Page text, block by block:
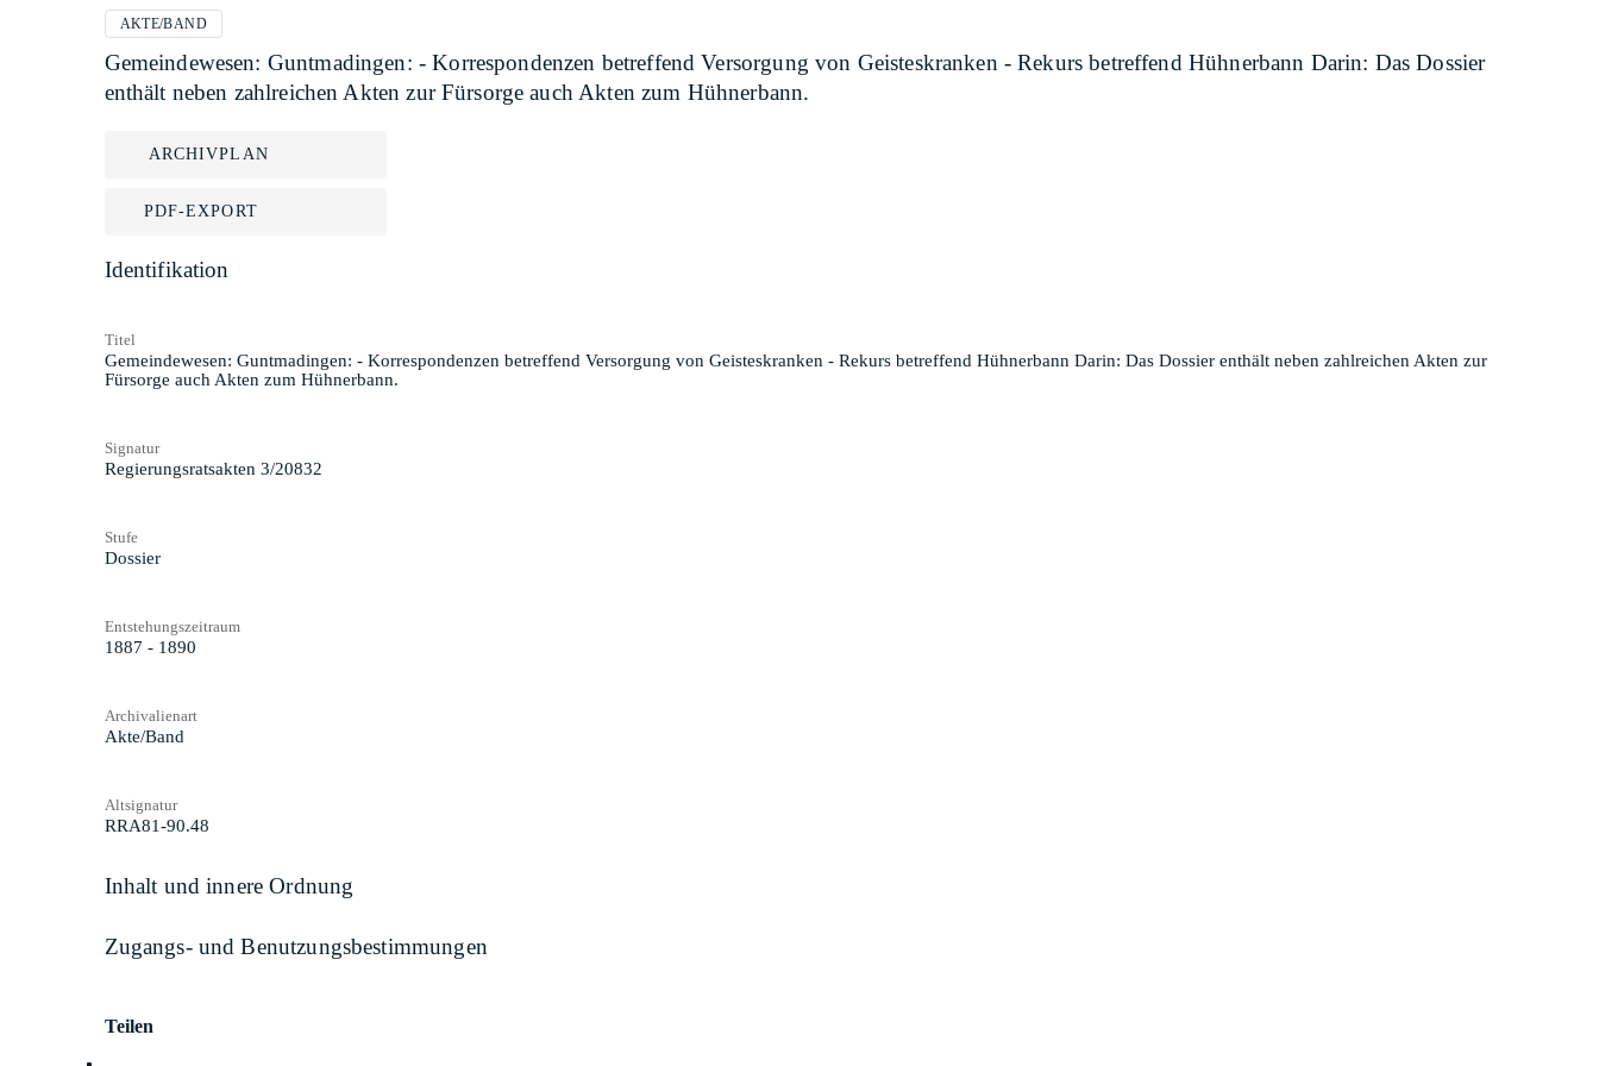
AKTE/BAND
Gemeindewesen: Guntmadingen: - Korrespondenzen betreffend Versorgung von Geisteskranken - Rekurs betreffend Hühnerbann Darin: Das Dossier
enthält neben zahlreichen Akten zur Fürsorge auch Akten zum Hühnerbann.
ARCHIVPLAN
PDF-EXPORT
Identifikation
Titel
Gemeindewesen: Guntmadingen: - Korrespondenzen betreffend Versorgung von Geisteskranken - Rekurs betreffend Hühnerbann Darin: Das Dossier enthält neben zahlreichen Akten zur
Fürsorge auch Akten zum Hühnerbann.
Signatur
Regierungsratsakten 3/20832
Stufe
Dossier
Entstehungszeitraum
1887 - 1890
Archivalienart
Akte/Band
Altsignatur
RRA81-90.48
Inhalt und innere Ordnung
Zugangs- und Benutzungsbestimmungen
Teilen